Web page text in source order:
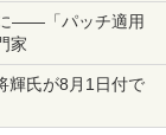
――「パッチ適用
家
氏が8月1日付で